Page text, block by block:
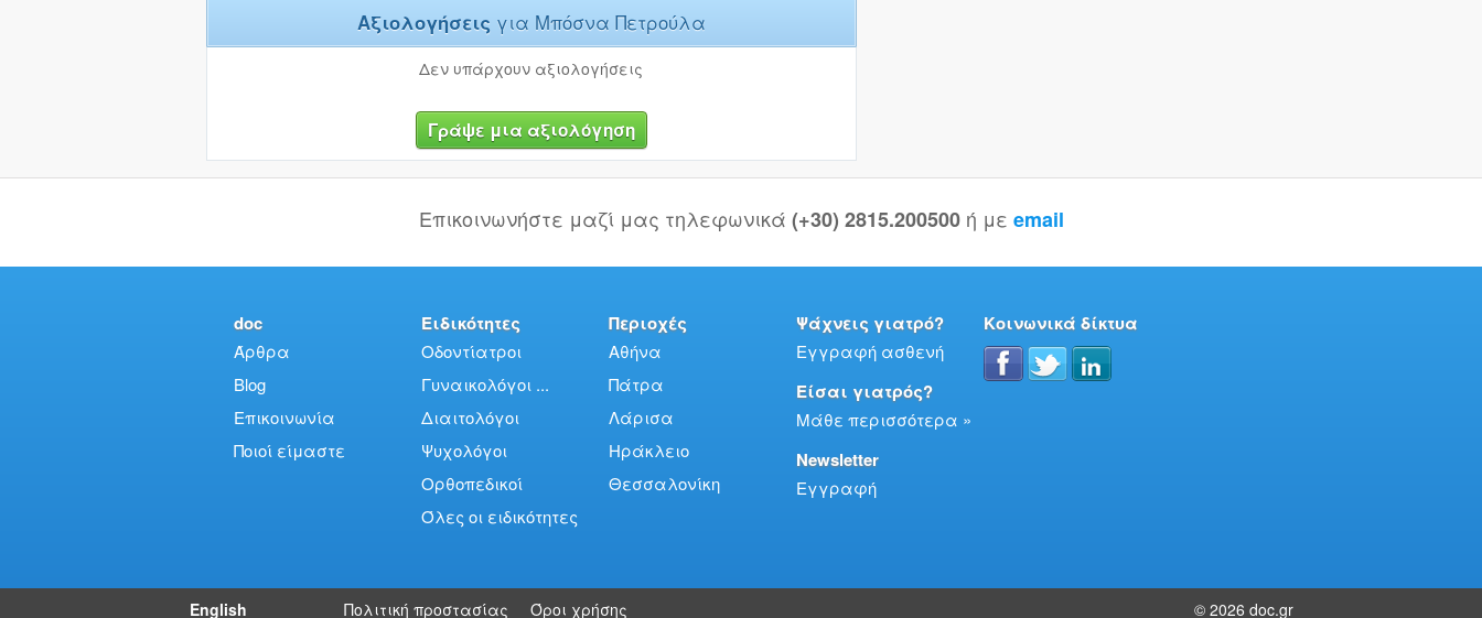
Αξιολογήσεις για Μπόσνα Πετρούλα
Δεν υπάρχουν αξιολογήσεις
Γράψε μια αξιολόγηση
Επικοινωνήστε μαζί μας τηλεφωνικά (+30) 2815.200500 ή με email
doc
Άρθρα
Blog
Επικοινωνία
Ποιοί είμαστε
Ειδικότητες
Οδοντίατροι
Γυναικολόγοι ...
Διαιτολόγοι
Ψυχολόγοι
Ορθοπεδικοί
Όλες οι ειδικότητες
Περιοχές
Αθήνα
Πάτρα
Λάρισα
Ηράκλειο
Θεσσαλονίκη
Ψάχνεις γιατρό?
Εγγραφή ασθενή
Είσαι γιατρός?
Μάθε περισσότερα »
Newsletter
Εγγραφή
Κοινωνικά δίκτυα
English Πολιτική προστασίας Όροι χρήσης © 2026 doc.gr